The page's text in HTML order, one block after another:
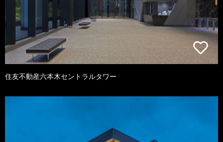
住友不動産六本木セントラルタワー